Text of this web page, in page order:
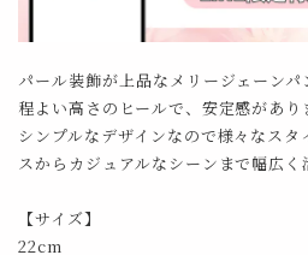
パール装飾が上品なメリージェーンパ
程よい高さのヒールで、安定感があり
シンプルなデザインなので様々なス
スからカジュアルなシーンまで幅広く
【サイズ】
22cm